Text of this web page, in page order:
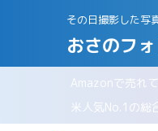
その日撮影した写
おさのフ
Amazonで売れ
米人気No.1の総